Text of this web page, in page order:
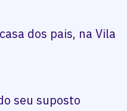
dos pais, na Vila
seu suposto